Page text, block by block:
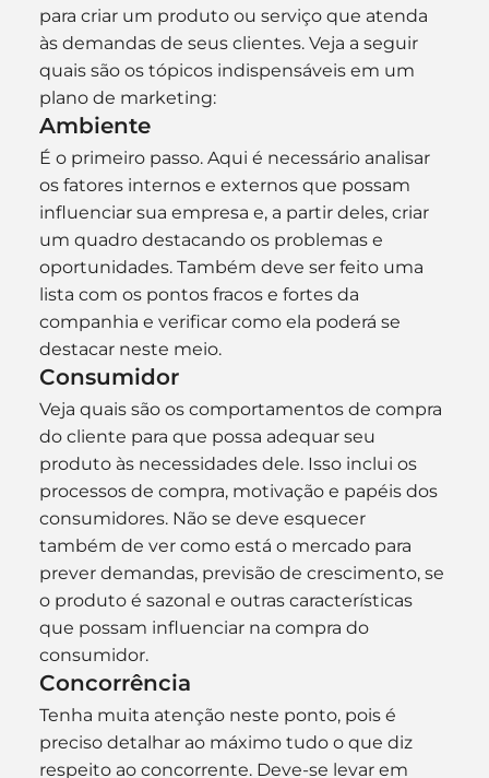
para criar um produto ou serviço que atenda
às demandas de seus clientes. Veja a seguir
quais são os tópicos indispensáveis em um
plano de marketing:
Ambiente
É o primeiro passo. Aqui é necessário analisar
os fatores internos e externos que possam
influenciar sua empresa e, a partir deles, criar
um quadro destacando os problemas e
oportunidades. Também deve ser feito uma
lista com os pontos fracos e fortes da
companhia e verificar como ela poderá se
destacar neste meio.
Consumidor
Veja quais são os comportamentos de compra
do cliente para que possa adequar seu
produto às necessidades dele. Isso inclui os
processos de compra, motivação e papéis dos
consumidores. Não se deve esquecer
também de ver como está o mercado para
prever demandas, previsão de crescimento, se
o produto é sazonal e outras características
que possam influenciar na compra do
consumidor.
Concorrência
Tenha muita atenção neste ponto, pois é
preciso detalhar ao máximo tudo o que diz
respeito ao concorrente. Deve-se levar em